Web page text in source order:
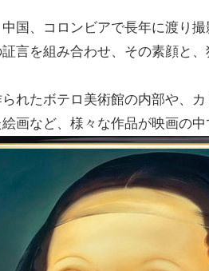
国、コロンビアで長年に渡り
言を組み合わせ、その素顔と
れたボテロ美術館の内部や、
画など、様々な作品が映画の